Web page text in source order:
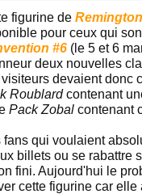
figurine de Remington
pour ceux qui
#6 (le 5 et 6
deux nouvelles
visiteurs devaient donc
Roublardcontenant
Pack Zobal contenant
fans qui voulaient
billets ou se rabattre
fini. Aujourd'hui le
cette figurine car